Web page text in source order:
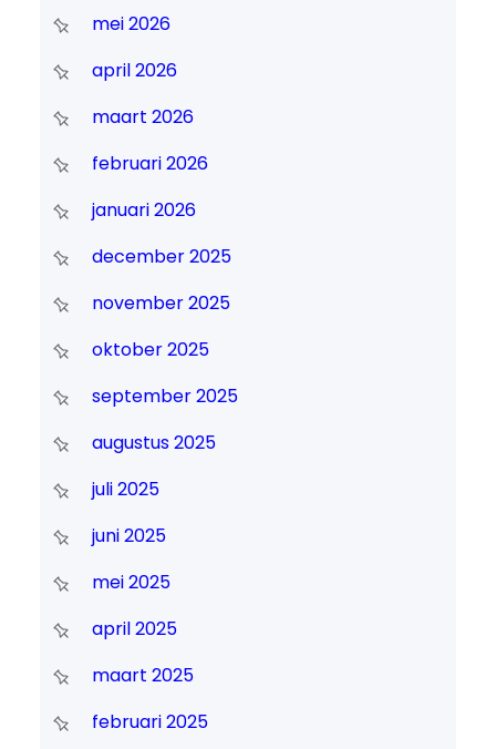
mei 2026
april 2026
maart 2026
februari 2026
januari 2026
december 2025
november 2025
oktober 2025
september 2025
augustus 2025
juli 2025
juni 2025
mei 2025
april 2025
maart 2025
februari 2025